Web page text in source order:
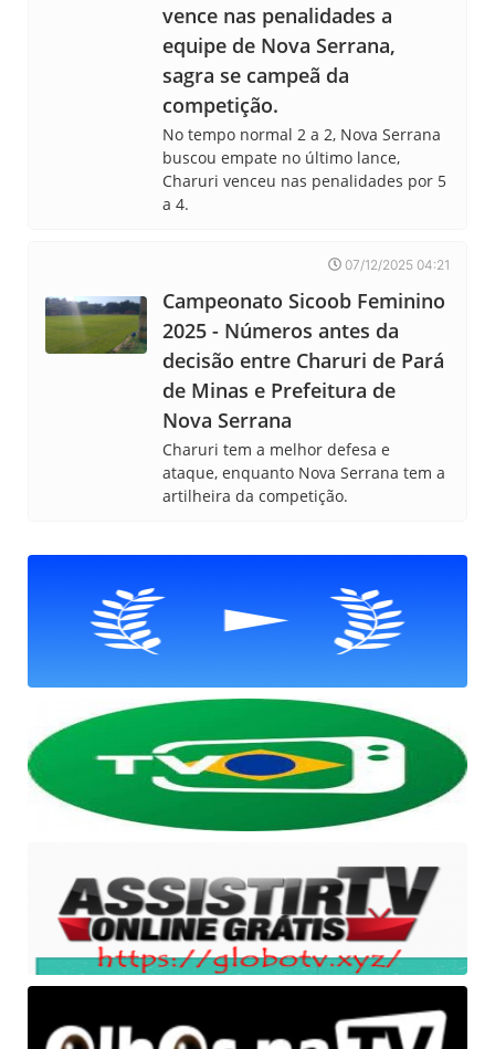
vence nas penalidades a
equipe de Nova Serrana,
sagra se campeã da
competição.
No tempo normal 2 a 2, Nova Serrana
buscou empate no último lance,
Charuri venceu nas penalidades por 5
a 4.
07/12/2025 04:21
Campeonato Sicoob Feminino
2025 - Números antes da
decisão entre Charuri de Pará
de Minas e Prefeitura de
Nova Serrana
Charuri tem a melhor defesa e
ataque, enquanto Nova Serrana tem a
artilheira da competição.